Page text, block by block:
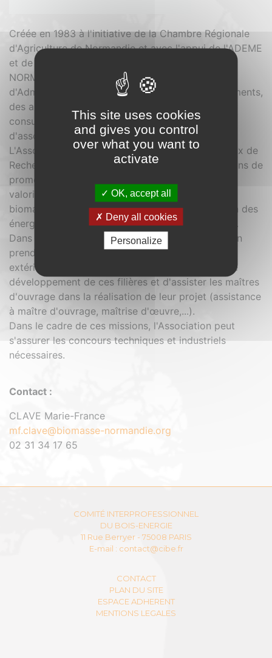
Créée en 1983 à l'initiative de la Chambre Régionale
d'Agriculture de Normandie et avec l'appui de l'ADEME
et de la Région Basse-Normandie, BIOMASSE
NORMANDIE est une association dont le Conseil
d'Administration est aussi composé des Départements,
des administrations régionales, des chambres
consulaires, d'organismes professionnels et
d'associations.
L'Association a pour objet de conduire des travaux de
Recherche-Développement et de mener des actions de
promotion, de conseil et d'appui portant sur la
valorisation énergétique et agronomique de la
biomasse, les économies d'énergies et l'utilisation des
énergies renouvelables, et la gestion des déchets.
Dans le cadre des domaines précités, l'Association
prend les initiatives ou répond à des sollicitations
extérieures, dans le but de soutenir les actions de
développement de ces filières et d'assister les maîtres
d'ouvrage dans la réalisation de leur projet (assistance
à maître d'ouvrage, maîtrise d'œuvre,...).
Dans le cadre de ces missions, l'Association peut
s'assurer les concours techniques et industriels
nécessaires.
Contact :
CLAVE Marie-France
mf.clave@biomasse-normandie.org
02 31 34 17 65
COMITÉ INTERPROFESSIONNEL
DU BOIS-ENERGIE
11 Rue Berryer - 75008 PARIS
E-mail : contact@cibe.fr
CONTACT
PLAN DU SITE
ESPACE ADHERENT
MENTIONS LEGALES
This site uses cookies
and gives you control
over what you want to
activate
OK, accept all
Deny all cookies
Personalize